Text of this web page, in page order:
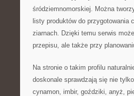
śródziemnomorskiej. Można
listy produktów do
ziarnach. Dzięki temu serwis
przepisu, ale także przy
Na stronie o takim profilu
doskonale sprawdzają się nie
cynamon, imbir, goździki, anyż,